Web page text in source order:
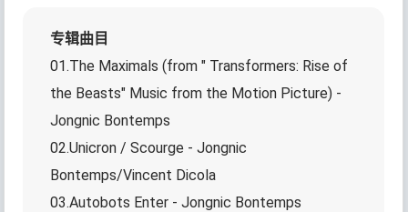
专辑曲目
01.The Maximals (from " Transformers: Rise of
the Beasts" Music from the Motion Picture) -
Jongnic Bontemps
02.Unicron / Scourge - Jongnic
Bontemps/Vincent Dicola
03.Autobots Enter - Jongnic Bontemps